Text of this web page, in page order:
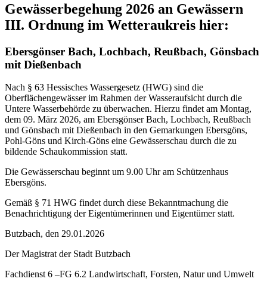
Gewässerbegehung 2026 an Gewässern
III. Ordnung im Wetteraukreis hier:
Ebersgönser Bach, Lochbach, Reußbach, Gönsbach
mit Dießenbach
Nach § 63 Hessisches Wassergesetz (HWG) sind die
Oberflächengewässer im Rahmen der Wasseraufsicht durch die
Untere Wasserbehörde zu überwachen. Hierzu findet am Montag,
dem 09. März 2026, am Ebersgönser Bach, Lochbach, Reußbach
und Gönsbach mit Dießenbach in den Gemarkungen Ebersgöns,
Pohl-Göns und Kirch-Göns eine Gewässerschau durch die zu
bildende Schaukommission statt.
Die Gewässerschau beginnt um 9.00 Uhr am Schützenhaus
Ebersgöns.
Gemäß § 71 HWG findet durch diese Bekanntmachung die
Benachrichtigung der Eigentümerinnen und Eigentümer statt.
Butzbach, den 29.01.2026
Der Magistrat der Stadt Butzbach
Fachdienst 6 –FG 6.2 Landwirtschaft, Forsten, Natur und Umwelt